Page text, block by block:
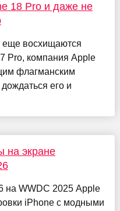
18 Pro и даже не
восхищаются
Pro, компания Apple
флагманским
его и
на экране
на WWDC 2025 Apple
iPhone с модными